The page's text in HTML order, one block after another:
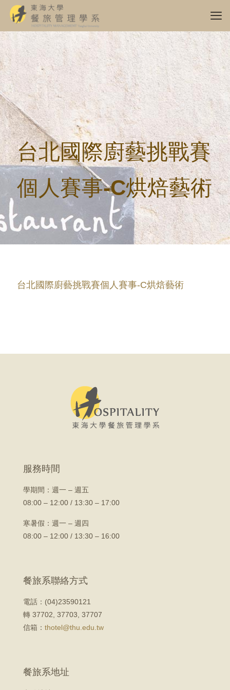
台北國際廚藝挑戰賽
個人賽事-C烘焙藝術
台北國際廚藝挑戰賽個人賽事-C烘焙藝術
服務時間
學期間： 週一 – 週五
08:00 – 12:00 / 13:30 – 17:00
寒暑假：週一 – 週四
08:00 – 12:00 / 13:30 – 16:00
餐旅系聯絡方式
電話：(04)23590121
轉 37702, 37703, 37707
信箱： thotel@thu.edu.tw
餐旅系地址